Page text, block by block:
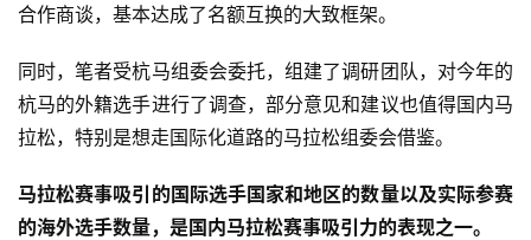
合作商谈，基本达成了名额互换的大致框架。
同时，笔者受杭马组委会委托，组建了调研团队，对今年的
杭马的外籍选手进行了调查，部分意见和建议也值得国内马
拉松，特别是想走国际化道路的马拉松组委会借鉴。
马拉松赛事吸引的国际选手国家和地区的数量以及实际参赛
的海外选手数量，是国内马拉松赛事吸引力的表现之一。